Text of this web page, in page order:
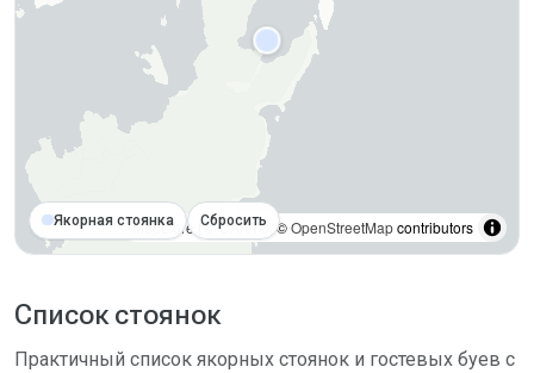
MapLibre | ©CARTO , ©OpenStreetMapcontributors
Якорная стоянка Сбросить
Список стоянок
Практичный список якорных стоянок и гостевых буев с